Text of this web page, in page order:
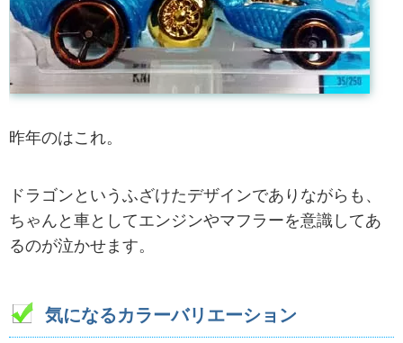
昨年のはこれ。
ドラゴンというふざけたデザインでありながらも、
ちゃんと車としてエンジンやマフラーを意識してあ
るのが泣かせます。
気になるカラーバリエーション